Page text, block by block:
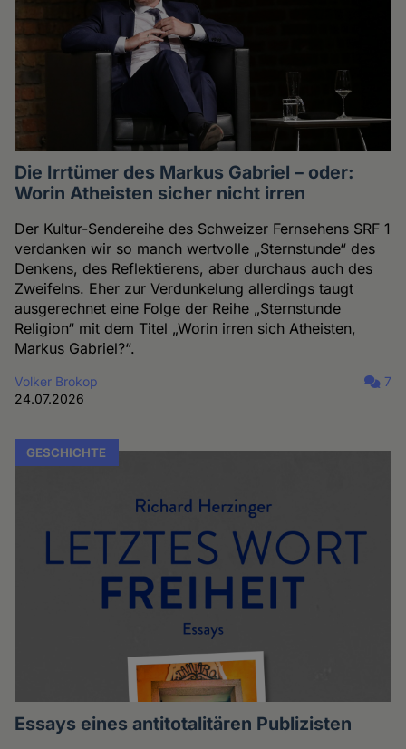
Die Irrtümer des Markus Gabriel – oder:
Worin Atheisten sicher nicht irren
Der Kultur-Sendereihe des Schweizer Fernsehens SRF 1
verdanken wir so manch wertvolle „Sternstunde“ des
Denkens, des Reflektierens, aber durchaus auch des
Zweifelns. Eher zur Verdunkelung allerdings taugt
ausgerechnet eine Folge der Reihe „Sternstunde
Religion“ mit dem Titel „Worin irren sich Atheisten,
Markus Gabriel?“.
Volker Brokop
24.07.2026
7
GESCHICHTE
Essays eines antitotalitären Publizisten